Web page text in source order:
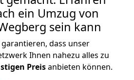
ein Umzug von
sein kann
dass unser
Ihnen nahezu alles zu
Preisanbieten können.